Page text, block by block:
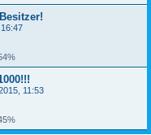
11:53